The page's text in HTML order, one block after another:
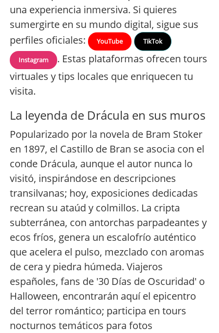
una experiencia inmersiva. Si quieres
sumergirte en su mundo digital, sigue sus
perfiles oficiales:
YouTube TikTok
Instagram
. Estas plataformas ofrecen tours
virtuales y tips locales que enriquecen tu
visita.
La leyenda de Drácula en sus muros
Popularizado por la novela de Bram Stoker
en 1897, el Castillo de Bran se asocia con el
conde Drácula, aunque el autor nunca lo
visitó, inspirándose en descripciones
transilvanas; hoy, exposiciones dedicadas
recrean su ataúd y colmillos. La cripta
subterránea, con antorchas parpadeantes y
ecos fríos, genera un escalofrío auténtico
que acelera el pulso, mezclado con aromas
de cera y piedra húmeda. Viajeros
españoles, fans de '30 Días de Oscuridad' o
Halloween, encontrarán aquí el epicentro
del terror romántico; participa en tours
nocturnos temáticos para fotos